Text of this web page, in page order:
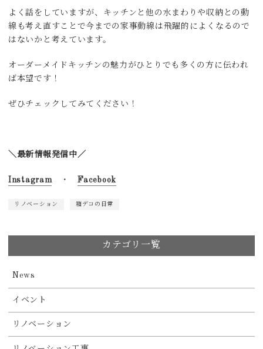
よく話をしていますが、キッチンと他の水まわりや収納との動
線も考え直すことで今までの家事動線は飛躍的によくなるので
はないかと考えています。
オーダーメイドキッチンの魅力がひとりでも多くの方に伝われ
ば本望です！
ぜひチェックしてみてください！
＼最新情報発信中／
Instagram・Facebook
リノベーション 箱デコの日常
カテゴリ一覧
News
イベント
リノベーション